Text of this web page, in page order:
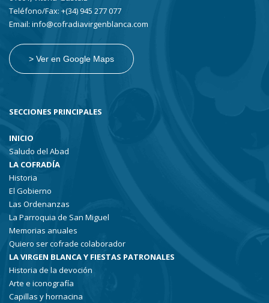
Teléfono/Fax: +(34) 945 277 077
Email: info@cofradiavirgenblanca.com
> Ver en Google Maps
SECCIONES PRINCIPALES
INICIO
Saludo del Abad
LA COFRADÍA
Historia
El Gobierno
Las Ordenanzas
La Parroquia de San Miguel
Memorias anuales
Quiero ser cofrade colaborador
LA VIRGEN BLANCA Y FIESTAS PATRONALES
Historia de la devoción
Arte e iconografía
Capillas y hornacina